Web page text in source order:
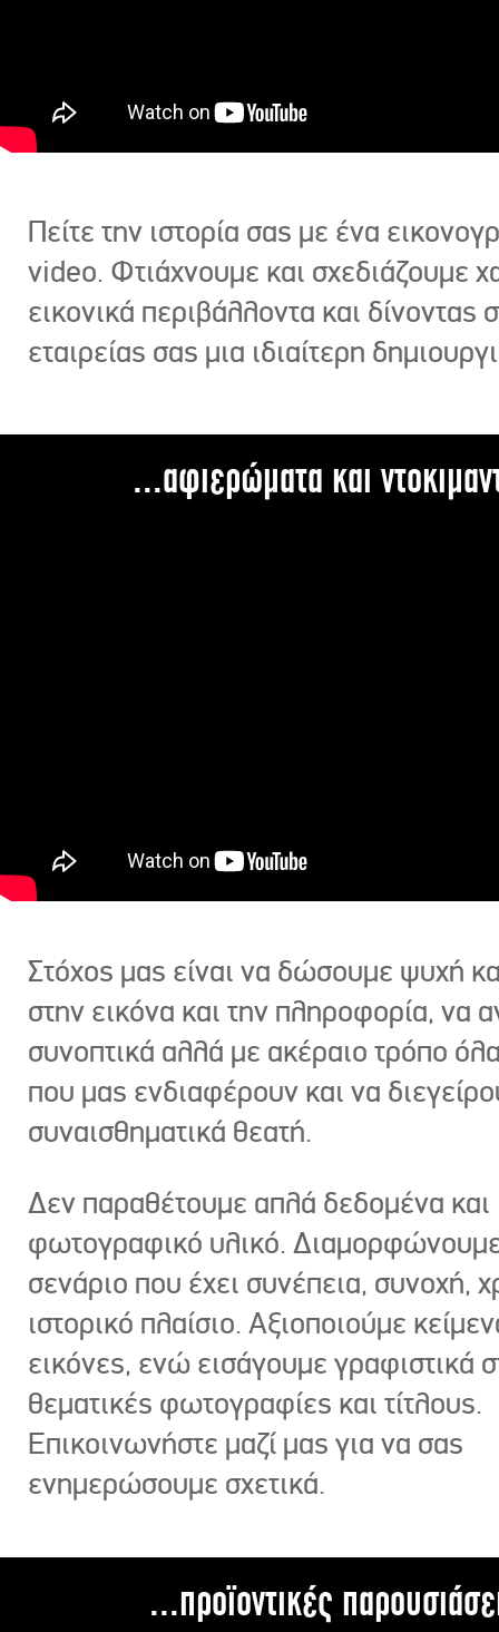
Πείτε την ιστορία σας με ένα
video. Φτιάχνουμε και σχεδιάζουμε
εικονικά περιβάλλοντα και δίνοντας
εταιρείας σας μια ιδιαίτερη
...αφιερώματα και
Στόχος μας είναι να δώσουμε ψυχή
στην εικόνα και την πληροφορία, να
συνοπτικά αλλά με ακέραιο τρόπο
που μας ενδιαφέρουν και να
συναισθηματικά θεατή.
Δεν παραθέτουμε απλά δεδομένα και
φωτογραφικό υλικό.
σενάριο που έχει συνέπεια, συνοχή,
ιστορικό πλαίσιο. Αξιοποιούμε
εικόνες, ενώ εισάγουμε γραφιστικά
θεματικές φωτογραφίες και τίτλους.
Επικοινωνήστε μαζί μας για να σας
ενημερώσουμε σχετικά.
...προϊοντικές